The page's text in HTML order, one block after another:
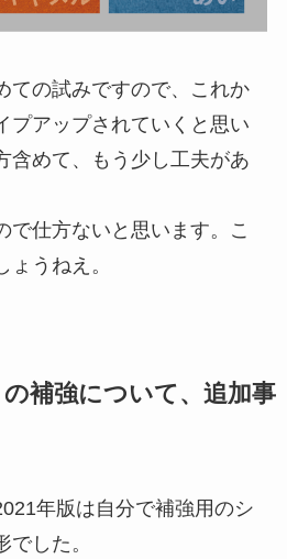
ての試みですので、これか
プアップされていくと思い
含めて、もう少し工夫があ
で仕方ないと思います。こ
うねえ。
の補強について、追加事
年版は自分で補強用のシ
した。